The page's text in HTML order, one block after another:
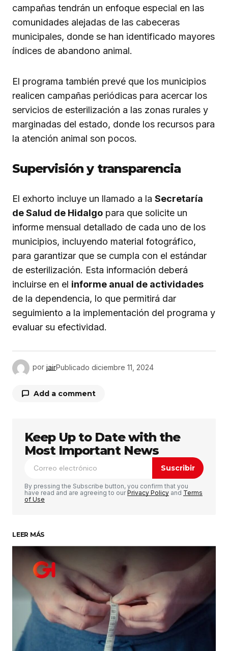
campañas tendrán un enfoque especial en las
comunidades alejadas de las cabeceras
municipales, donde se han identificado mayores
índices de abandono animal.
El programa también prevé que los municipios
realicen campañas periódicas para acercar los
servicios de esterilización a las zonas rurales y
marginadas del estado, donde los recursos para
la atención animal son pocos.
Supervisión y transparencia
El exhorto incluye un llamado a la Secretaría
de Salud de Hidalgo para que solicite un
informe mensual detallado de cada uno de los
municipios, incluyendo material fotográfico,
para garantizar que se cumpla con el estándar
de esterilización. Esta información deberá
incluirse en el informe anual de actividades
de la dependencia, lo que permitirá dar
seguimiento a la implementación del programa y
evaluar su efectividad.
por jairPublicado diciembre 11, 2024
Add a comment
Tu dirección de correo electrónico no será
publicada. Los campos obligatorios están
marcados con *
Comentario *
Su nombre*
Tu correo electrónico
Guardar mi nombre, correo electrónico y sitio
web en este navegador para la próxima vez que
haga un comentario.
Keep Up to Date with the
Most Important News
Suscribir
By pressing the Subscribe button, you confirm that you
have read and are agreeing to ourPrivacy Policy and Terms
of Use
LEER MÁS